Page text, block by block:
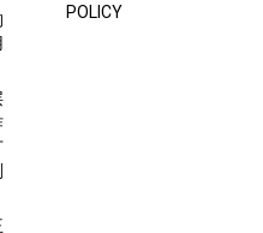
POLICY